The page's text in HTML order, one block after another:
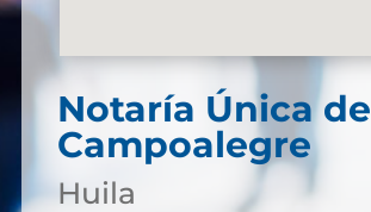
Notaría Única de
Campoalegre
Huila